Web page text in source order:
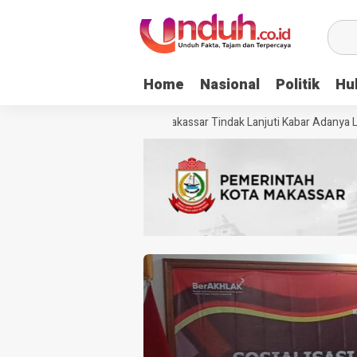
Home Nasional Politik
Dinsos Makassar Tindak Lanjuti Kabar Adanya